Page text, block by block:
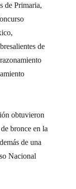
de Primaria,
de
obtuvieron
bronce en la
de una
Nacional